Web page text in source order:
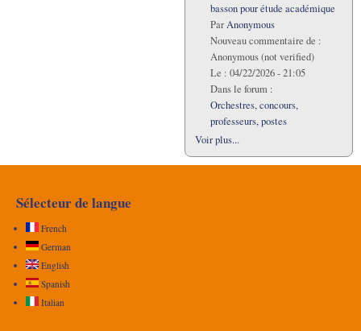
basson pour étude académique
ParAnonymous
Nouveau commentaire de :
Anonymous (not verified)
Le : 04/22/2026 - 21:05
Dans le forum :
Orchestres, concours,
professeurs, postes
Voir plus...
Sélecteur de langue
French
German
English
Spanish
Italian